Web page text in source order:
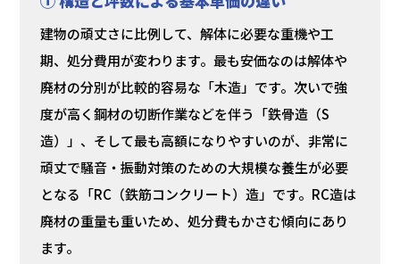
建物の頑丈さに比例して、解体に必要な重機や工
期、処分費用が変わります。最も安価なのは解体や
廃材の分別が比較的容易な「木造」です。次いで強
度が高く鋼材の切断作業などを伴う「鉄骨造（S
造）」、そして最も高額になりやすいのが、非常に
頑丈で騒音・振動対策のための大規模な養生が必要
となる「RC（鉄筋コンクリート）造」です。RC造は
廃材の重量も重いため、処分費もかさむ傾向にあり
ます。